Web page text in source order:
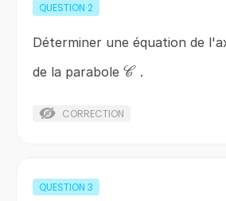
QUESTION 2
Déterminer une équation de
de la parabole \mathscr{C}
C .
CORRECTION
QUESTION 3